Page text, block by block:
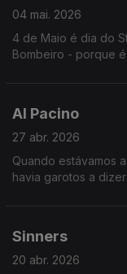
04 mai. 2026
4 de Maio é dia do
Bombeiro - porque
Al Pacino
27 abr. 2026
Quando estávamos
havia garotos a
Sinners
20 abr. 2026